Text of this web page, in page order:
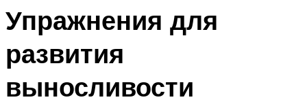
Упражнения для
развития
выносливости